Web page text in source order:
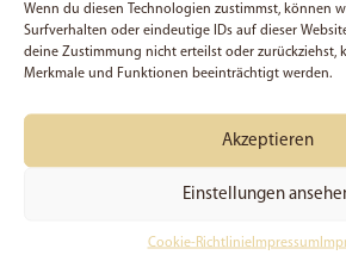
Wenn du diesen Technologien zustimmst, können
Surfverhalten oder eindeutige IDs auf dieser
deine Zustimmung nicht erteilst oder zurückziehst,
Merkmale und Funktionen beeinträchtigt werden.
Akzeptieren
Einstellungen
Cookie-RichtlinieImpressum
Name
Email